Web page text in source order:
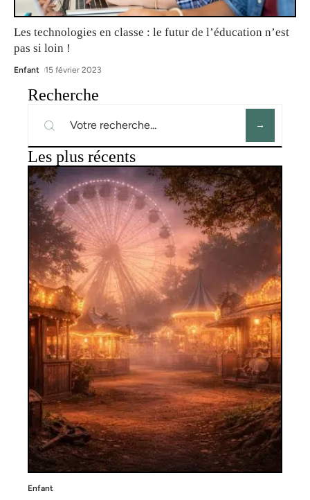
Les technologies en classe : le futur de l’éducation n’est
pas si loin !
Enfant 15 février 2023
Recherche
Les plus récents
Enfant